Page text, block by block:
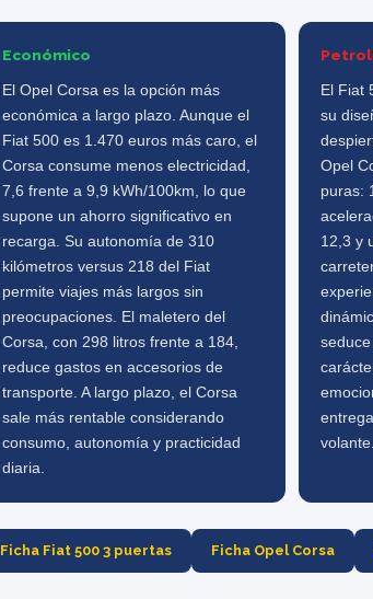
Económico
El Opel Corsa es la opción más
económica a largo plazo. Aunque el
Fiat 500 es 1.470 euros más caro, el
Corsa consume menos electricidad,
7,6 frente a 9,9 kWh/100km, lo que
supone un ahorro significativo en
recarga. Su autonomía de 310
kilómetros versus 218 del Fiat
permite viajes más largos sin
preocupaciones. El maletero del
Corsa, con 298 litros frente a 184,
reduce gastos en accesorios de
transporte. A largo plazo, el Corsa
sale más rentable considerando
consumo, autonomía y practicidad
diaria.
El Fiat
su
Opel
puras:
12,3 y
volante.
Ficha Fiat 500 3 puertas Ficha Opel Corsa